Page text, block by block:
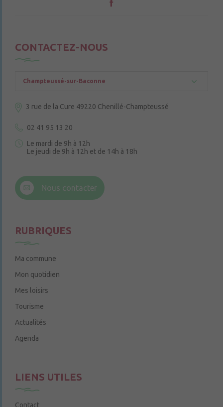
CONTACTEZ-NOUS
Champteussé-sur-Baconne
3 rue de la Cure 49220 Chenillé-Champteussé
02 41 95 13 20
Le mardi de 9h à 12h
Le jeudi de 9h à 12h et de 14h à 18h
Nous contacter
RUBRIQUES
Ma commune
Mon quotidien
Mes loisirs
Tourisme
Actualités
Agenda
LIENS UTILES
Contact